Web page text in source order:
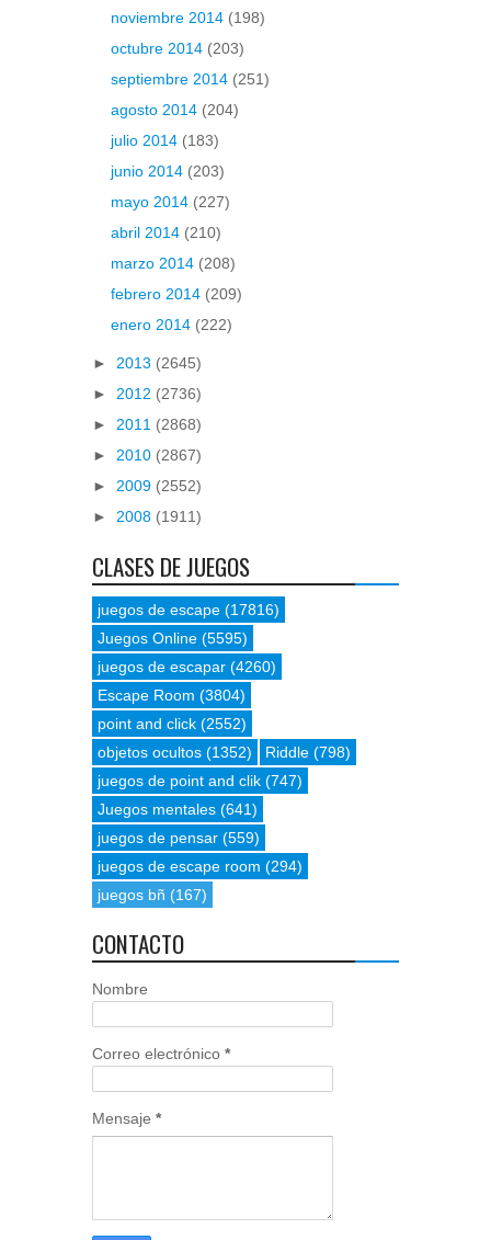
noviembre 2014 (198)
octubre 2014 (203)
septiembre 2014 (251)
agosto 2014 (204)
julio 2014 (183)
junio 2014 (203)
mayo 2014 (227)
abril 2014 (210)
marzo 2014 (208)
febrero 2014 (209)
enero 2014 (222)
► 2013 (2645)
► 2012 (2736)
► 2011 (2868)
► 2010 (2867)
► 2009 (2552)
► 2008 (1911)
CLASES DE JUEGOS
juegos de escape (17816)
Juegos Online (5595)
juegos de escapar (4260)
Escape Room (3804)
point and click (2552)
objetos ocultos (1352) Riddle (798)
juegos de point and clik (747)
Juegos mentales (641)
juegos de pensar (559)
juegos de escape room (294)
juegos bñ (167)
CONTACTO
Nombre
Correo electrónico *
Mensaje *